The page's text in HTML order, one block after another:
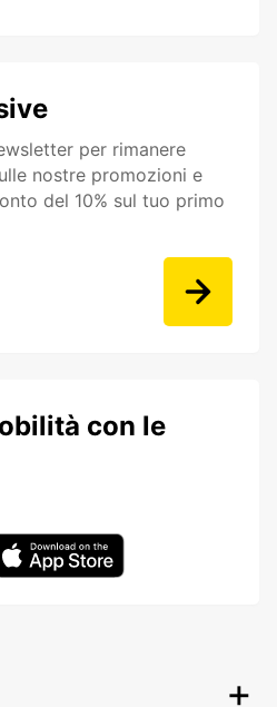
per rimanere
nostre promozioni e
del 10% sul tuo primo
con le